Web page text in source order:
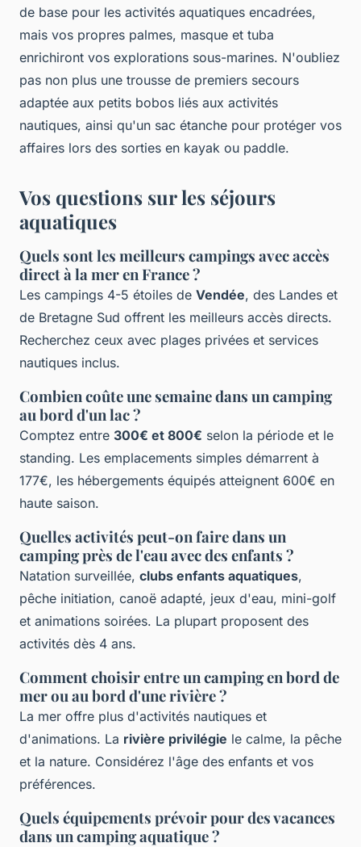
de base pour les activités aquatiques encadrées,
mais vos propres palmes, masque et tuba
enrichiront vos explorations sous-marines. N'oubliez
pas non plus une trousse de premiers secours
adaptée aux petits bobos liés aux activités
nautiques, ainsi qu'un sac étanche pour protéger vos
affaires lors des sorties en kayak ou paddle.
Vos questions sur les séjours
aquatiques
Quels sont les meilleurs campings avec accès
direct à la mer en France ?
Les campings 4-5 étoiles de Vendée, des Landes et
de Bretagne Sud offrent les meilleurs accès directs.
Recherchez ceux avec plages privées et services
nautiques inclus.
Combien coûte une semaine dans un camping
au bord d'un lac ?
Comptez entre 300€ et 800€ selon la période et le
standing. Les emplacements simples démarrent à
177€, les hébergements équipés atteignent 600€ en
haute saison.
Quelles activités peut-on faire dans un
camping près de l'eau avec des enfants ?
Natation surveillée, clubs enfants aquatiques,
pêche initiation, canoë adapté, jeux d'eau, mini-golf
et animations soirées. La plupart proposent des
activités dès 4 ans.
Comment choisir entre un camping en bord de
mer ou au bord d'une rivière ?
La mer offre plus d'activités nautiques et
d'animations. La rivière privilégie le calme, la pêche
et la nature. Considérez l'âge des enfants et vos
préférences.
Quels équipements prévoir pour des vacances
dans un camping aquatique ?